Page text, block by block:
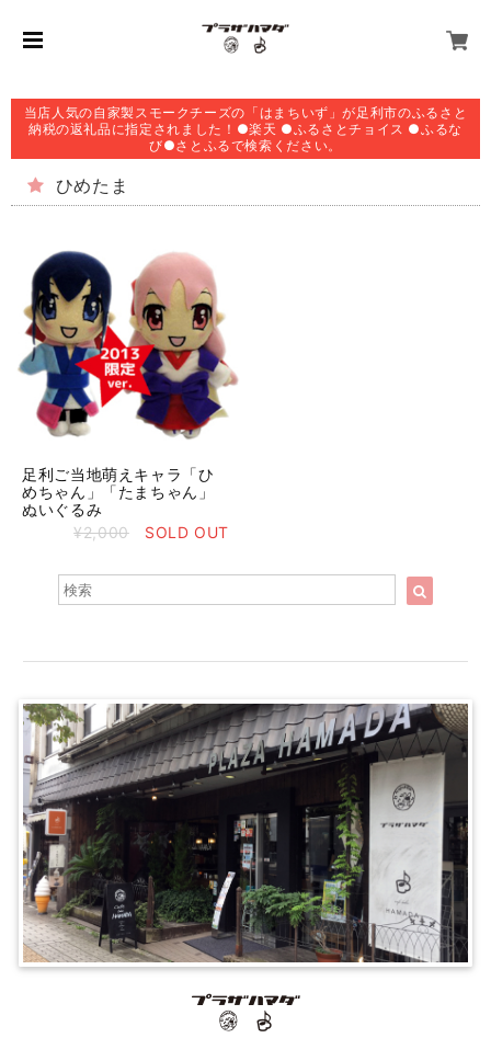
当店人気の自家製スモークチーズの「はまちいず」が足利市のふるさと
納税の返礼品に指定されました！●楽天 ●ふるさとチョイス ●ふるな
び●さとふるで検索ください。
ひめたま
足利ご当地萌えキャラ「ひ
めちゃん」「たまちゃん」
ぬいぐるみ
¥2,000
SOLD OUT